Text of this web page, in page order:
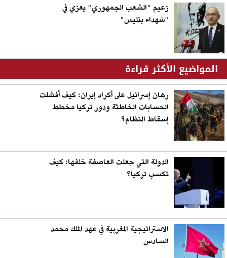
زعيم "الشعب الجمهوري" يعزي في
"شهداء بتليس"
المواضيع الأكثر قراءة
رهان إسرائيل على أكراد إيران: كيف أفشلت
الحسابات الخاطئة ودور تركيا مخطط
إسقاط النظام؟
الدولة التي جعلت العاصفة خلفها: كيف
تكسب تركيا؟
الاستراتيجية المغربية في عهد الملك محمد
السادس